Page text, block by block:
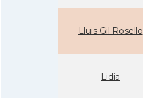
Lluis Gil Rosello
Lidia